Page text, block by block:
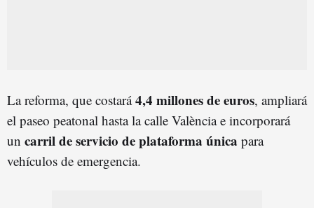
La reforma, que costará4,4 millones de euros, ampliará
el paseo peatonal hasta la calle València e incorporará
un carril de servicio de plataforma única para
vehículos de emergencia.